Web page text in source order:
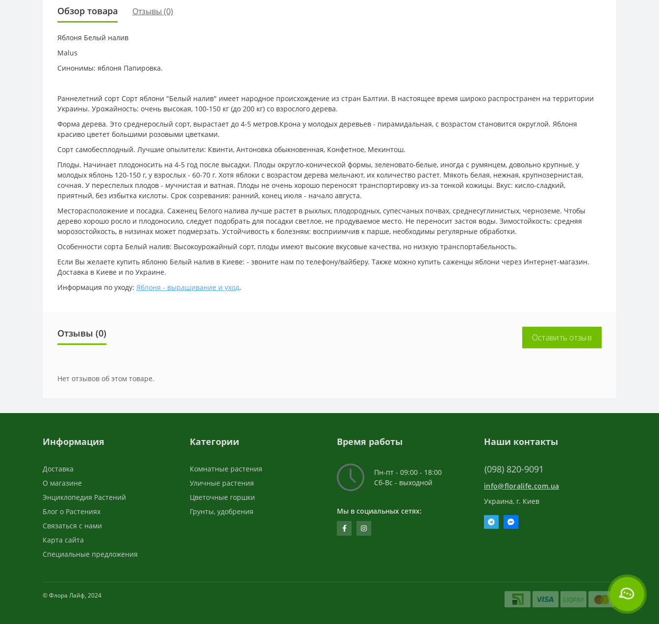
Обзор товара Отзывы (0)
Яблоня Белый налив
Malus
Синонимы: яблоня Папировка.
Раннелетний сорт Сорт яблони "Белый налив" имеет народное происхождение из стран Балтии. В настоящее время широко распространен на территории
Украины. Урожайность: очень высокая, 100-150 кг (до 200 кг) со взрослого дерева.
Форма дерева. Это среднерослый сорт, вырастает до 4-5 метров.Крона у молодых деревьев - пирамидальная, с возрастом становится округлой. Яблоня
красиво цветет большими розовыми цветками.
Сорт самобесплодный. Лучшие опылители: Квинти, Антоновка обыкновенная, Конфетное, Мекинтош.
Плоды. Начинает плодоносить на 4-5 год после высадки. Плоды округло-конической формы, зеленовато-белые, иногда с румянцем, довольно крупные, у
молодых яблонь 120-150 г, у взрослых - 60-70 г. Хотя яблоки с возрастом дерева мельчают, их количество растет. Мякоть белая, нежная, крупнозернистая,
сочная. У переспелых плодов - мучнистая и ватная. Плоды не очень хорошо переносят транспортировку из-за тонкой кожицы. Вкус: кисло-сладкий,
приятный, без избытка кислоты. Срок созревания: ранний, конец июля - начало августа.
Месторасположение и посадка. Саженец Белого налива лучше растет в рыхлых, плодородных, супесчаных почвах, среднесуглинистых, черноземе. Чтобы
дерево хорошо росло и плодоносило, следует подобрать для посадки светлое, не продуваемое место. Не переносит застоя воды. Зимостойкость: средняя
морозостойкость, в низинах может подмерзать. Устойчивость к болезням: восприимчив к парше, необходимы регулярные обработки.
Особенности сорта Белый налив: Высокоурожайный сорт, плоды имеют высокие вкусовые качества, но низкую транспортабельность.
Если Вы желаете купить яблоню Белый налив в Киеве: - звоните нам по телефону/вайберу. Также можно купить саженцы яблони через Интернет-магазин.
Доставка в Киеве и по Украине.
Информация по уходу: Яблоня - выращивание и уход.
Отзывы (0) Оставить отзыв
Нет отзывов об этом товаре.
Информация
Доставка
О магазине
Энциклопедия Растений
Блог о Растениях
Связаться с нами
Карта сайта
Специальные предложения
Категории
Комнатные растения
Уличные растения
Цветочные горшки
Грунты, удобрения
Время работы
Пн-пт - 09:00 - 18:00
Сб-Вс - выходной
Мы в социальных сетях:
Наши контакты
(098) 820-9091
info@floralife.com.ua
Украина, г. Киев
© Флора Лайф, 2024